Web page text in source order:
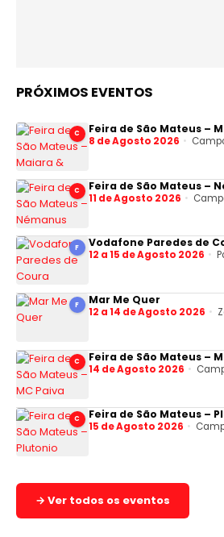
PRÓXIMOS EVENTOS
C Feira de São Mateus –
8 de Agosto 2026
C Feira de São Mateus –
11 de Agosto 2026
F Vodafone Paredes de
12 a 15 de Agosto 2026
F Mar Me Quer
12 a 14 de Agosto 2026
C Feira de São Mateus –
14 de Agosto 2026
C Feira de São Mateus –
15 de Agosto 2026
→ Ver todos os eventos